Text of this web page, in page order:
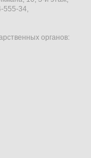
555-34,
органов: